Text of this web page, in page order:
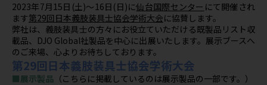
2023年7月15日(土)～16日(日)に仙台国際センター にて開催され
ます第29回日本義肢装具士協会学術大会に協賛します。
弊社は、義肢装具士の方々にお役立ていただける既製品リスト収
載品、DJO Global社製品を中心に出展いたします。展示ブースへ
のご来場、心よりお待ちしております。
第29回日本義肢装具士協会学術大会
■展示製品 （こちらに掲載しているのは展示製品の一部です。）